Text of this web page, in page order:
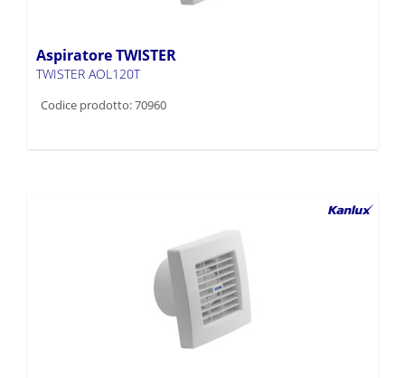
Aspiratore TWISTER
TWISTER AOL120T
Codice prodotto: 70960